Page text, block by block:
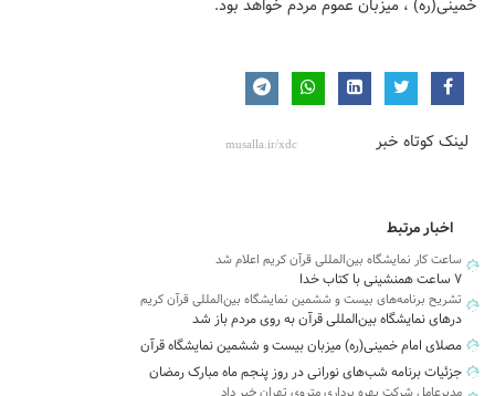
خمینی(ره) ، میزبان عموم مردم خواهد بود.
لینک کوتاه خبر
اخبار مرتبط
ساعت کار نمایشگاه بین‌المللی قرآن کریم اعلام شد
۷ ساعت همنشینی با کتاب خدا
تشریح برنامه‌های بیست و ششمین نمایشگاه بین‌المللی قرآن کریم
درهای نمایشگاه بین‌المللی قرآن به روی مردم باز شد
مصلای امام خمینی(ره) میزبان بیست و ششمین نمایشگاه قرآن
جزئیات برنامه شب‌های نورانی در روز پنجم ماه مبارک رمضان